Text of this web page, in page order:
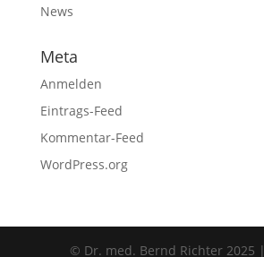
News
Meta
Anmelden
Eintrags-Feed
Kommentar-Feed
WordPress.org
© Dr. med. Bernd Richter 2025 |